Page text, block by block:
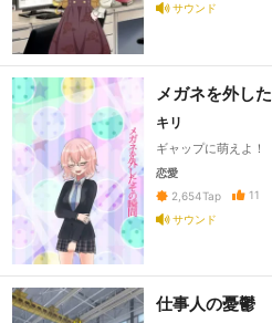
サウンド
メガネを外し
キリ
ギャップに萌えよ！
恋愛
2,654Tap
11
サウンド
仕事人の憂鬱